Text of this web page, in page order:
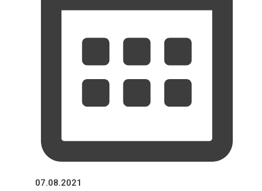
07.08.2021